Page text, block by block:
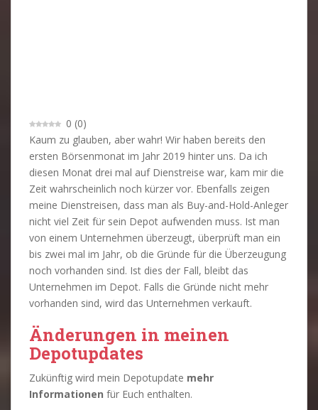
0 (0)
Kaum zu glauben, aber wahr! Wir haben bereits den
ersten Börsenmonat im Jahr 2019 hinter uns. Da ich
diesen Monat drei mal auf Dienstreise war, kam mir die
Zeit wahrscheinlich noch kürzer vor. Ebenfalls zeigen
meine Dienstreisen, dass man als Buy-and-Hold-Anleger
nicht viel Zeit für sein Depot aufwenden muss. Ist man
von einem Unternehmen überzeugt, überprüft man ein
bis zwei mal im Jahr, ob die Gründe für die Überzeugung
noch vorhanden sind. Ist dies der Fall, bleibt das
Unternehmen im Depot. Falls die Gründe nicht mehr
vorhanden sind, wird das Unternehmen verkauft.
Änderungen in meinen
Depotupdates
Zukünftig wird mein Depotupdate mehr
Informationen für Euch enthalten.